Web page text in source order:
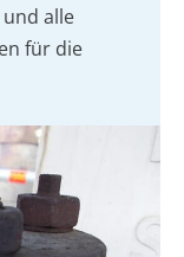
alle
für die